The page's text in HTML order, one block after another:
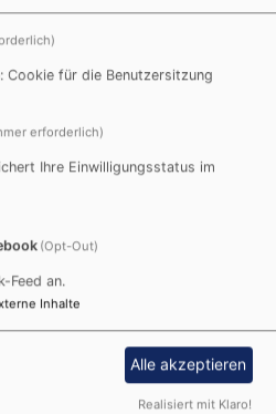
Sänger- und
Schwanberg
Schwanberg
Cookie für die Benutzersitzung
erforderlich)
Ihre Einwilligungsstatus im
(Opt-Out)
Feed an.
Inhalte
Alle akzeptieren
Realisiert mit Klaro!